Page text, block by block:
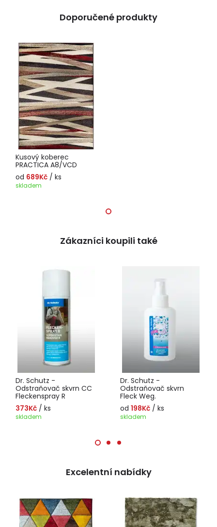
Doporučené produkty
Kusový koberec
PRACTICA A8/VCD
od 689Kč / ks
skladem
Zákazníci koupili také
Dr. Schutz -
Odstraňovač skvrn CC
Fleckenspray R
373Kč / ks
skladem
Dr. Schutz -
Odstraňovač skvrn
Fleck Weg.
od 198Kč / ks
skladem
Excelentní nabídky